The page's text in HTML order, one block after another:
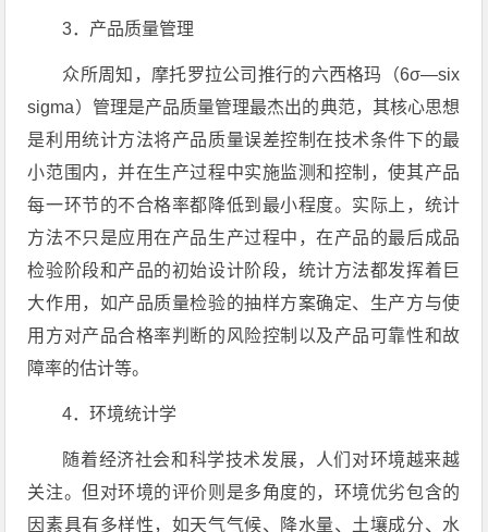
3．产品质量管理
众所周知，摩托罗拉公司推行的六西格玛（6σ—six
sigma）管理是产品质量管理最杰出的典范，其核心思想
是利用统计方法将产品质量误差控制在技术条件下的最
小范围内，并在生产过程中实施监测和控制，使其产品
每一环节的不合格率都降低到最小程度。实际上，统计
方法不只是应用在产品生产过程中，在产品的最后成品
检验阶段和产品的初始设计阶段，统计方法都发挥着巨
大作用，如产品质量检验的抽样方案确定、生产方与使
用方对产品合格率判断的风险控制以及产品可靠性和故
障率的估计等。
4．环境统计学
随着经济社会和科学技术发展，人们对环境越来越
关注。但对环境的评价则是多角度的，环境优劣包含的
因素具有多样性，如天气气候、降水量、土壤成分、水